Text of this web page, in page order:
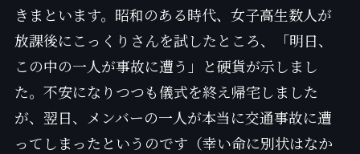
きまといます。昭和のある時代、女子高生数人が
放課後にこっくりさんを試したところ、「明日、
この中の一人が事故に遭う」と硬貨が示しまし
た。不安になりつつも儀式を終え帰宅しました
が、翌日、メンバーの一人が本当に交通事故に遭
ってしまったというのです（幸い命に別状はなか